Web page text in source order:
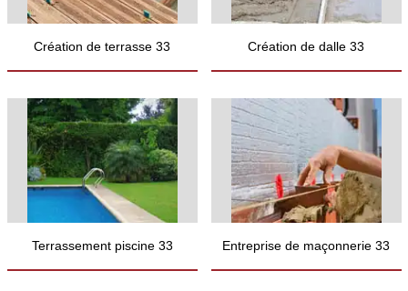
Création de terrasse 33 Création de dalle 33
Terrassement piscine 33 Entreprise de maçonnerie 33